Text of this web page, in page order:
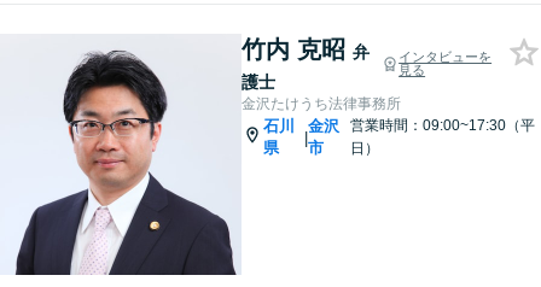
竹内 克昭 弁
護士
インタビューを
見る
金沢たけうち法律事務所
石川
県
|
金沢
市
営業時間：09:00~17:30（平
日）